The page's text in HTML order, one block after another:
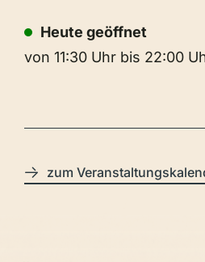
Heute geöffnet
von 11:30 Uhr bis 22:00
zum